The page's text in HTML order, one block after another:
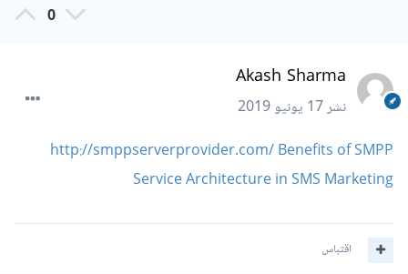
0
Akash Sharma
نشر17 يونيو 2019
http://smppserverprovider.com/ Benefits of SMPP
Service Architecture in SMS Marketing
اقتباس